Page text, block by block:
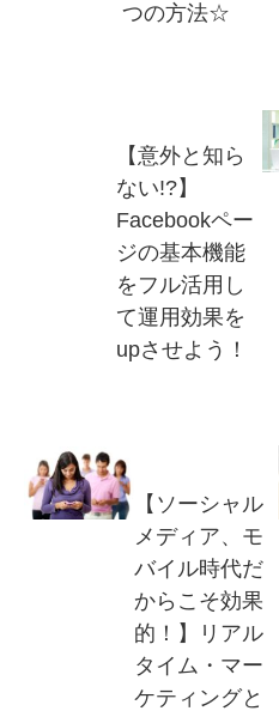
つの方法☆
【意外と知ら
ない!?】
Facebookペー
ジの基本機能
をフル活用し
て運用効果を
upさせよう！
【ソーシャル
メディア、モ
バイル時代だ
からこそ効果
的！】リアル
タイム・マー
ケティングと